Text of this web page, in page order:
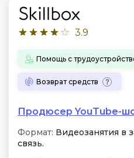
3.9
Помощь с
Возврат средств
Продюсер YouTube-
Формат: Видеозанятия в
связь.